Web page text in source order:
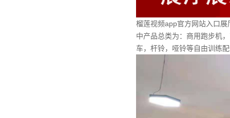
榴莲视频app官方网站入口
中产品总类为：商用跑步机
车，杆铃，哑铃等自由训练